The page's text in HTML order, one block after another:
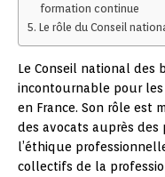
formation continue
Le rôle du Conseil
Le Conseil national des
incontournable pour
en France. Son rôle
des avocats auprès
l’éthique
collectifs de la